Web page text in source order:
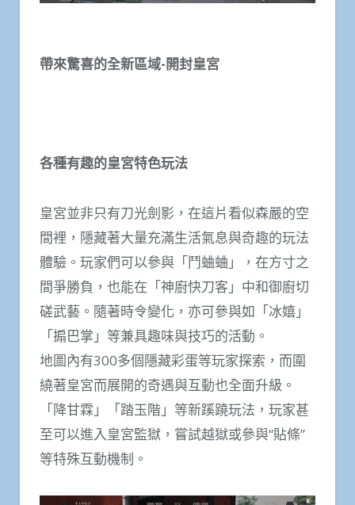
帶來驚喜的全新區域-開封皇宮
各種有趣的皇宮特色玩法
皇宮並非只有刀光劍影，在這片看似森嚴的空
間裡，隱藏著大量充滿生活氣息與奇趣的玩法
體驗。玩家們可以參與「鬥蛐蛐」，在方寸之
間爭勝負，也能在「神廚快刀客」中和御廚切
磋武藝。隨著時令變化，亦可參與如「冰嬉」
「搧巴掌」等兼具趣味與技巧的活動。
地圖內有300多個隱藏彩蛋等玩家探索，而圍
繞著皇宮而展開的奇遇與互動也全面升級。
「降甘霖」「踏玉階」等新蹊蹺玩法，玩家甚
至可以進入皇宮監獄，嘗試越獄或參與“貼條”
等特殊互動機制。